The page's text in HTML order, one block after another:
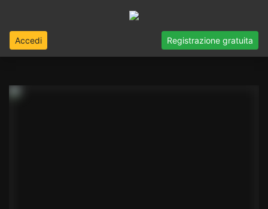
Accedi Registrazione gratuita